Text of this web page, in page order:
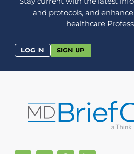
and protocols, and enhance
healthcare
LOG IN SIGN UP